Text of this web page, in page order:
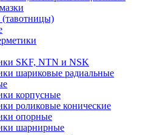
(тавотницы)
SKF, NTN и NSK
шариковые радиальные
корпусные
роликовые конические
опорные
шарнирные